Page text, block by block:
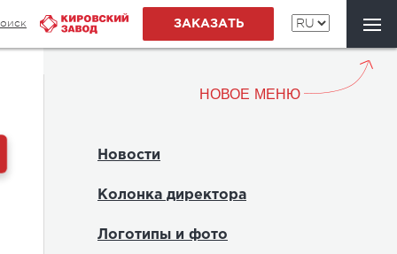
НОВОЕ МЕНЮ
ЗАКАЗАТЬ
Новости
Колонка директора
Логотипы и фото